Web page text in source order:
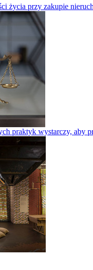
życia przy zakupie
praktyk wystarczy, aby